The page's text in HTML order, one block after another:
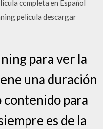
completa en Español
pelicula descargar
para ver la
una duración
contenido para
es de la